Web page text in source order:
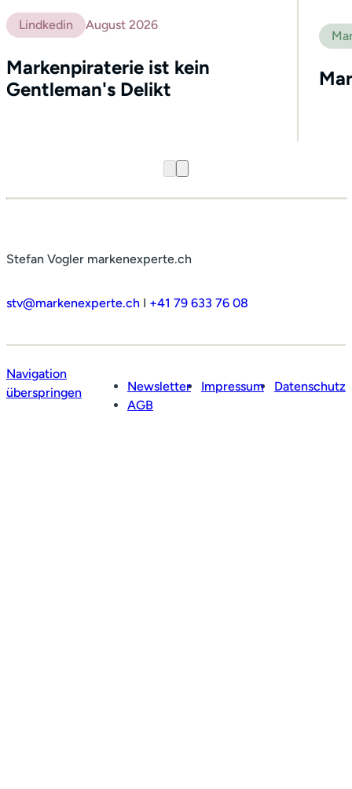
Lindkedin August 2026
Markenpiraterie ist kein
Gentleman's Delikt
Stefan Vogler markenexperte.ch
stv@markenexperte.ch I +41 79 633 76 08
Navigation
überspringen
Newsletter Impressum
Datenschutz
AGB